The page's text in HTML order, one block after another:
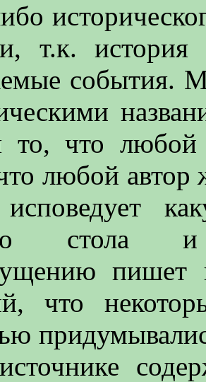
т.к.
события.
то, что любой
любой автор
исповедует
то стола и
пишет
что